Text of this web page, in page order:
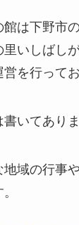
は下野市の
いしばし
を行ってお
いてありま
域の行事